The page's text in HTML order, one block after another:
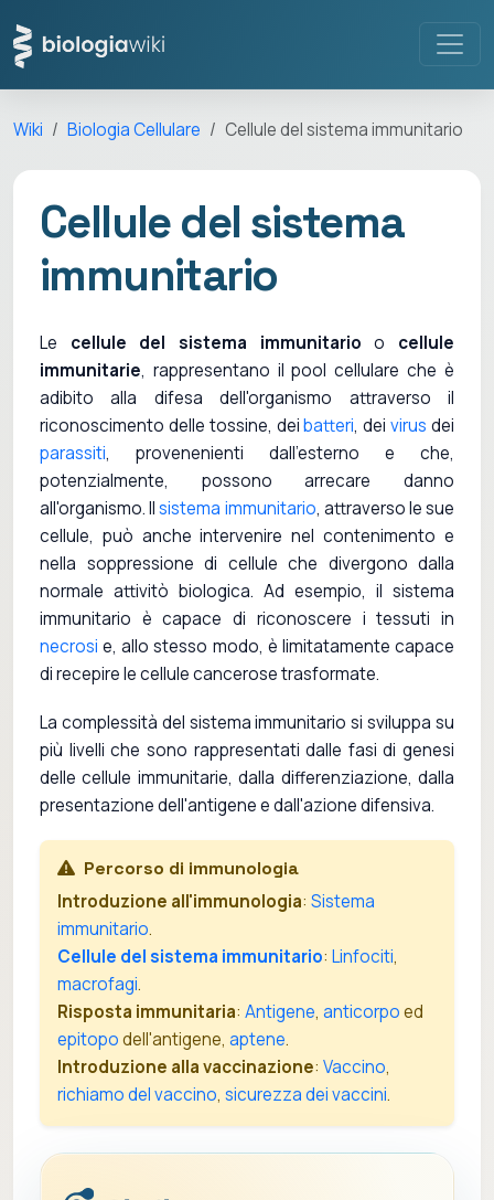
Wiki Biologia Cellulare Cellule del sistema immunitario
Cellule del sistema
immunitario
Le cellule del sistema immunitario o cellule
immunitarie, rappresentano il pool cellulare che è
adibito alla difesa dell'organismo attraverso il
riconoscimento delle tossine, deibatteri, deivirus dei
parassiti, provenenienti dall'esterno e che,
potenzialmente, possono arrecare danno
all'organismo. Ilsistema immunitario, attraverso le sue
cellule, può anche intervenire nel contenimento e
nella soppressione di cellule che divergono dalla
normale attivitò biologica. Ad esempio, il sistema
immunitario è capace di riconoscere i tessuti in
necrosi e, allo stesso modo, è limitatamente capace
di recepire le cellule cancerose trasformate.
La complessità del sistema immunitario si sviluppa su
più livelli che sono rappresentati dalle fasi di genesi
delle cellule immunitarie, dalla differenziazione, dalla
presentazione dell'antigene e dall'azione difensiva.
Percorso di immunologia
Introduzione all'immunologia: Sistema
immunitario.
Cellule del sistema immunitario: Linfociti,
macrofagi.
Risposta immunitaria: Antigene, anticorpoed
epitopodell'antigene, aptene.
Introduzione alla vaccinazione: Vaccino,
richiamo del vaccino, sicurezza dei vaccini.